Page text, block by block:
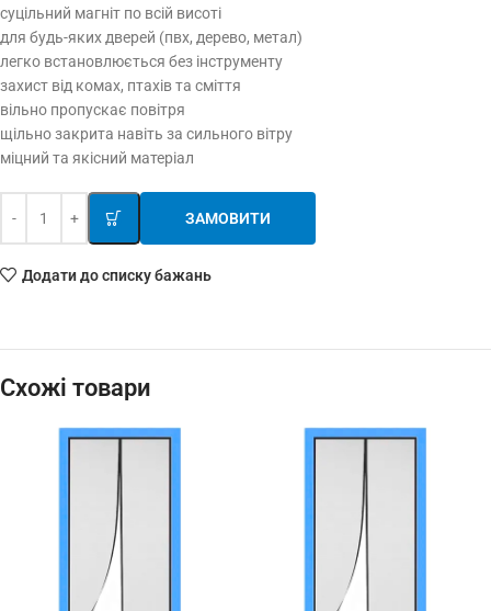
суцільний магніт по всій висоті
для будь-яких дверей (пвх, дерево, метал)
легко встановлюється без інструменту
захист від комах, птахів та сміття
вільно пропускає повітря
щільно закрита навіть за сильного вітру
міцний та якісний матеріал
ЗАМОВИТИ
Додати до списку бажань
Схожі товари